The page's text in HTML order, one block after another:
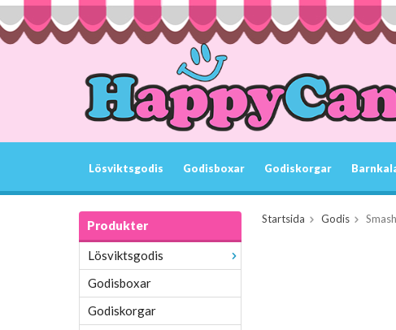
Lösviktsgodis Godisboxar Godiskorgar
Produkter
Lösviktsgodis
Godisboxar
Godiskorgar
Startsida Godis